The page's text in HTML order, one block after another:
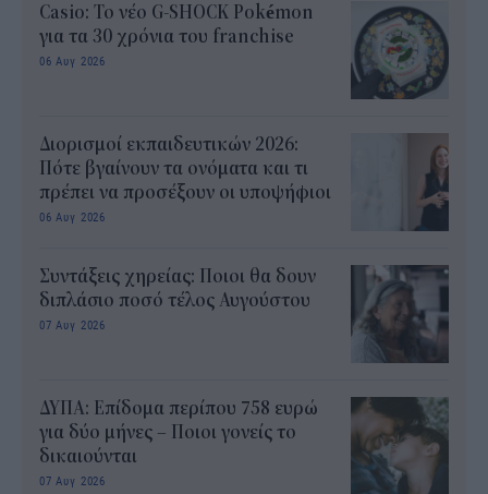
Casio: Το νέο G-SHOCK Pokémon
για τα 30 χρόνια του franchise
06 Αυγ 2026
Διορισμοί εκπαιδευτικών 2026:
Πότε βγαίνουν τα ονόματα και τι
πρέπει να προσέξουν οι υποψήφιοι
06 Αυγ 2026
Συντάξεις χηρείας: Ποιοι θα δουν
διπλάσιο ποσό τέλος Αυγούστου
07 Αυγ 2026
ΔΥΠΑ: Επίδομα περίπου 758 ευρώ
για δύο μήνες – Ποιοι γονείς το
δικαιούνται
07 Αυγ 2026